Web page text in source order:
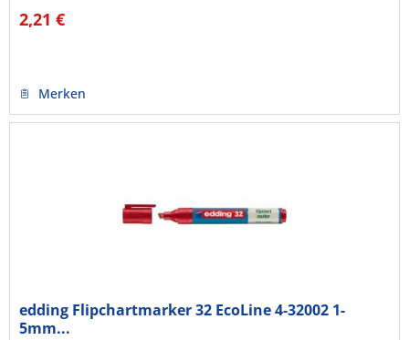
2,21 €
Merken
edding Flipchartmarker 32 EcoLine 4-32002 1-
5mm...